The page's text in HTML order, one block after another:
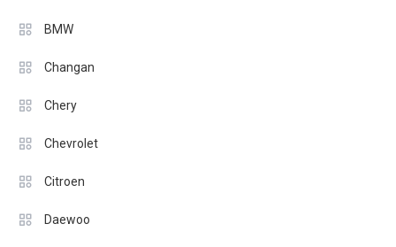
BMW
Changan
Chery
Chevrolet
Citroen
Daewoo